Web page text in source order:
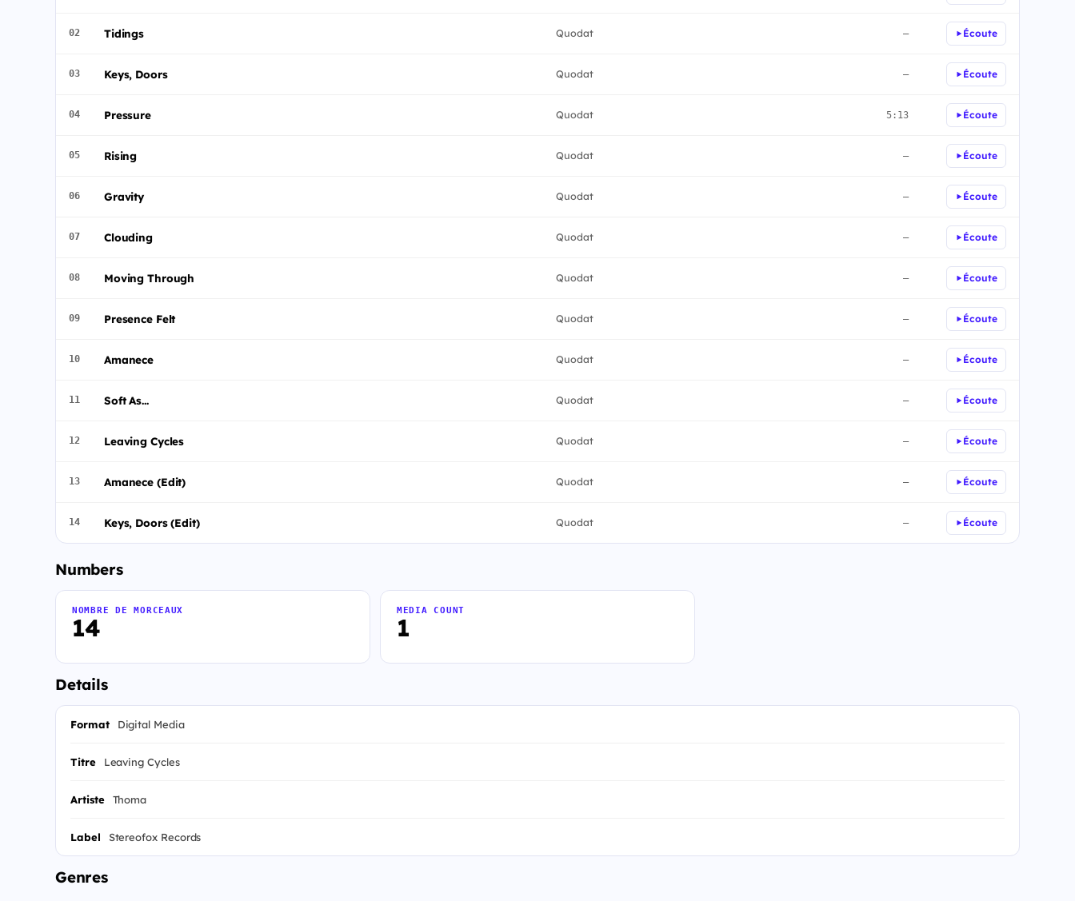
02 Tidings Quodat — Écoute
03 Keys, Doors Quodat — Écoute
04 Pressure Quodat 5:13 Écoute
05 Rising Quodat — Écoute
06 Gravity Quodat — Écoute
07 Clouding Quodat — Écoute
08 Moving Through Quodat — Écoute
09 Presence Felt Quodat — Écoute
10 Amanece Quodat — Écoute
11 Soft As... Quodat — Écoute
12 Leaving Cycles Quodat — Écoute
13 Amanece (Edit) Quodat — Écoute
14 Keys, Doors (Edit) Quodat — Écoute
Numbers
14
NOMBRE DE MORCEAUX
1
MEDIA COUNT
Details
Format Digital Media
Titre Leaving Cycles
Artiste Thoma
Label Stereofox Records
Genres